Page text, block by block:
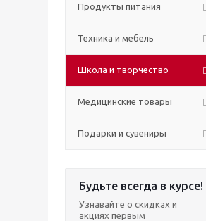
Продукты питания
Техника и мебель
Школа и творчество
Медицинские товары
Подарки и сувениры
Будьте всегда в курсе!
Узнавайте о скидках и
акциях первым